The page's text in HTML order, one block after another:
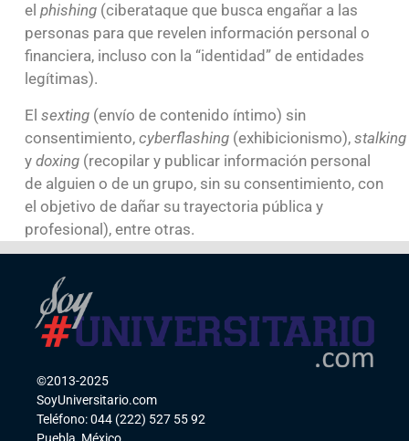
el phishing(ciberataque que busca engañar a las
personas para que revelen información personal o
financiera, incluso con la “identidad” de entidades
legítimas).
El sexting(envío de contenido íntimo) sin
consentimiento, cyberflashing(exhibicionismo),stalking
y doxing(recopilar y publicar información personal
de alguien o de un grupo, sin su consentimiento, con
el objetivo de dañar su trayectoria pública y
profesional), entre otras.
©2013-2025
SoyUniversitario.com
Teléfono: 044 (222) 527 55 92
Puebla, México